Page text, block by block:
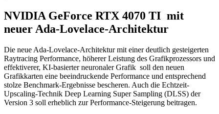
NVIDIA GeForce RTX 4070 TI mit
neuer Ada-Lovelace-Architektur
Die neue Ada-Lovelace-Architektur mit einer deutlich gesteigerten
Raytracing Performance, höherer Leistung des Grafikprozessors und
effektiverer, KI-basierter neuronaler Grafik soll den neuen
Grafikkarten eine beeindruckende Performance und entsprechend
stolze Benchmark-Ergebnisse bescheren. Auch die Echtzeit-
Upscaling-Technik Deep Learning Super Sampling (DLSS) der
Version 3 soll erheblich zur Performance-Steigerung beitragen.